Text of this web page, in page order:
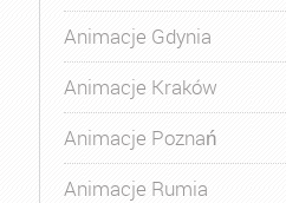
Animacje Gdynia
Animacje Kraków
Animacje Poznań
Animacje Rumia